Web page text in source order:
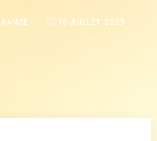
10 JUILLET 2023